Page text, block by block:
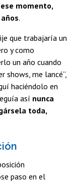
ese momento,
.
que trabajaría un
y como
un año cuando
shows, me lancé”,
haciéndolo en
así nunca
toda,
paso en el